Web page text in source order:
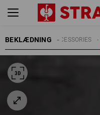
BEKLÆDNING ACCESSORIES
HERRER